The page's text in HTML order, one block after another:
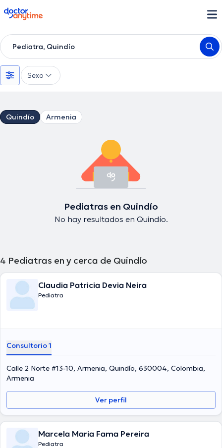
doctoranytime
Pediatra, Quindío
Sexo
Quindío Armenia
Pediatras en Quindío
No hay resultados en Quindío.
4 Pediatras en y cerca de Quindío
Claudia Patricia Devia Neira
Pediatra
Consultorio 1
Calle 2 Norte #13-10, Armenia, Quindío, 630004, Colombia,
Armenia
Ver perfil
Marcela Maria Fama Pereira
Pediatra